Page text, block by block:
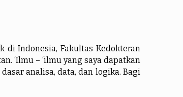
di Indonesia, Fakultas Kedokteran
‘Ilmu – ‘ilmu yang saya dapatkan
analisa, data, dan logika. Bagi